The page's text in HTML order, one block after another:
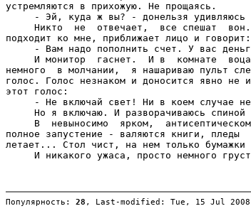
устремляются в прихожую. Не прощаясь.
- Эй, куда ж вы? - донельзя удивляюсь
Никто  не  отвечает,  все спешат
подходит ко мне, приближает лицо и говорит:
- Вам надо пополнить счет. У вас
И монитор  гаснет.  И в  комнате
немного  в молчании,  я нашариваю пульт
голос. Голос незнаком и доносится явно не
этот голос:
- Не включай свет! Ни в коем случае
Но я включаю. И разворачиваюсь спиной
В  невыносимо  ярком,
полное запустение - валяются книги, пледы
летает... Стол чист, на нем только бумажки
И никакого ужаса, просто немного
Популярность: 28